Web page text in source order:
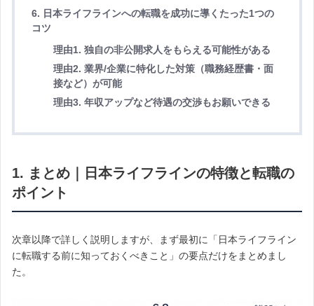
6. 日本ライフラインへの転職を成功に導くたった1つの
コツ
理由1. 独自の非公開求人をもらえる可能性がある
理由2. 業界/企業に特化した対策（職務経歴書・面
接など）が可能
理由3. 年収アップなど待遇の交渉もお願いできる
1. まとめ｜日本ライフラインの特徴と転職の
ポイント
次章以降で詳しく説明しますが、まず最初に「日本ライフライン
に転職する前に知っておくべきこと」の要点だけをまとめまし
た。